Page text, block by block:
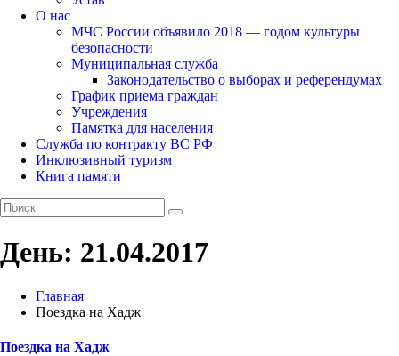
О нас
МЧС России объявило 2018 — годом культуры
безопасности
Муниципальная служба
Законодательство о выборах и референдумах
График приема граждан
Учреждения
Памятка для населения
Служба по контракту ВС РФ
Инклюзивный туризм
Книга памяти
День: 21.04.2017
Главная
Поездка на Хадж
Поездка на Хадж